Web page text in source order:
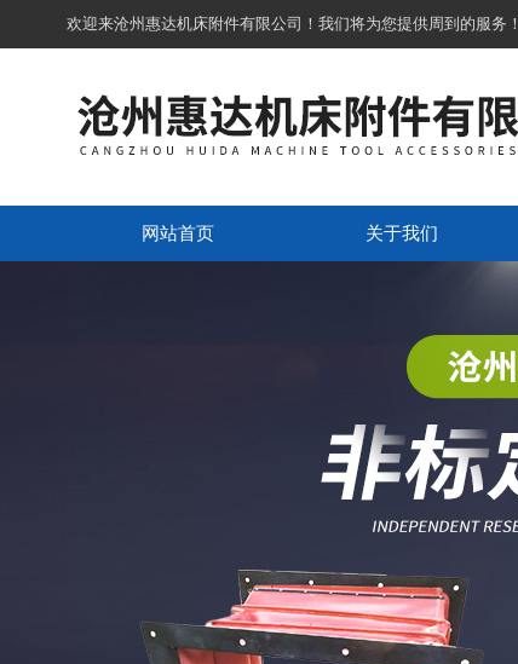
欢迎来沧州惠达机床附件有限公司！我们将为您提供周到的服务！
网站首页 关于我们